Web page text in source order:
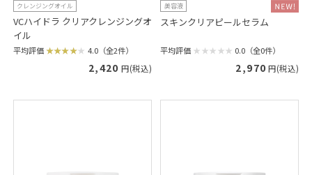
クレンジングオイル
VCハイドラ クリアクレンジングオ
イル
平均評価 4.0（全2件）
2,420 円(税込)
美容液
スキンクリアピールセラム
平均評価 0.0（全0件）
2,970 円(税込)